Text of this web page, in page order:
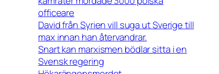
officeare
David från Syrien vill suga ut Sverige till
max innan han återvandrar.
Snart kan marxismen bödlar sitta i en
Svensk regering